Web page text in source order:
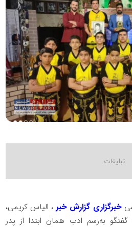
خبرگزاری گزارش خبر، الیاس کریمی،
به‌رسم ادب همان ابتدا از پدر